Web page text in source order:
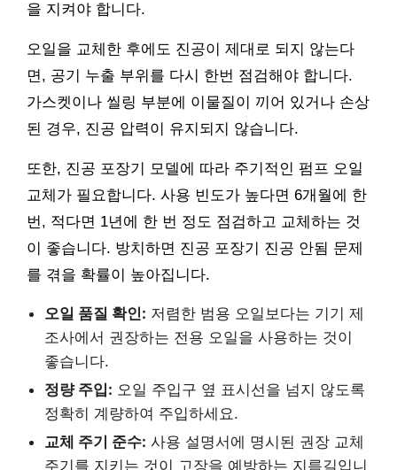
을 지켜야 합니다.
오일을 교체한 후에도 진공이 제대로 되지 않는다
면, 공기 누출 부위를 다시 한번 점검해야 합니다.
가스켓이나 씰링 부분에 이물질이 끼어 있거나 손상
된 경우, 진공 압력이 유지되지 않습니다.
또한, 진공 포장기 모델에 따라 주기적인 펌프 오일
교체가 필요합니다. 사용 빈도가 높다면 6개월에 한
번, 적다면 1년에 한 번 정도 점검하고 교체하는 것
이 좋습니다. 방치하면 진공 포장기 진공 안됨 문제
를 겪을 확률이 높아집니다.
오일 품질 확인: 저렴한 범용 오일보다는 기기 제
조사에서 권장하는 전용 오일을 사용하는 것이
좋습니다.
정량 주입: 오일 주입구 옆 표시선을 넘지 않도록
정확히 계량하여 주입하세요.
교체 주기 준수: 사용 설명서에 명시된 권장 교체
주기를 지키는 것이 고장을 예방하는 지름길입니